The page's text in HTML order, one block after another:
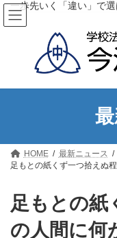
コ
ン
テ
キ
ナ
ビ
ゲ
に
一歩先いく「違い」で
HOME 最新ニュース
足もとの紙くず一つ拾えぬ
足もとの紙
の人間に何